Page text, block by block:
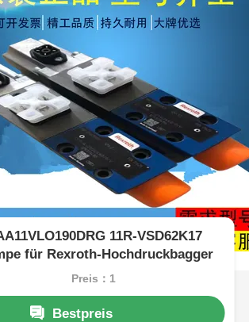
11R-VSD62K17
für Rexroth-Hochdruckbagger
Preis：1
Bestpreis